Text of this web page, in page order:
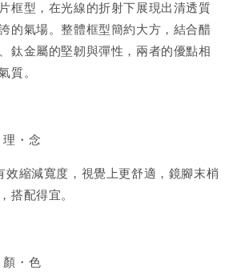
框型，在光線的折射下展現出清透質
的氣場。整體框型簡約大方，結合醋
鈦金屬的堅韌與彈性，兩者的優點相
質。
・念
效縮減寬度，視覺上更舒適，鏡腳末梢
搭配得宜。
・色